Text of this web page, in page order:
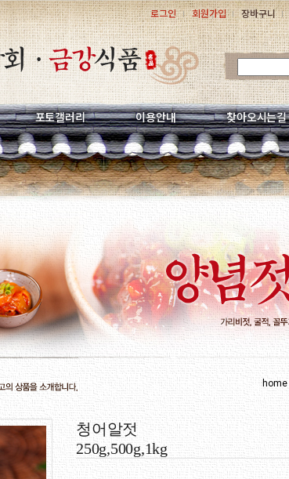
로그인 회원가입 장바구니
포토갤러리 이용안내 찾아오시는길
home
청어알젓
250g,500g,1kg